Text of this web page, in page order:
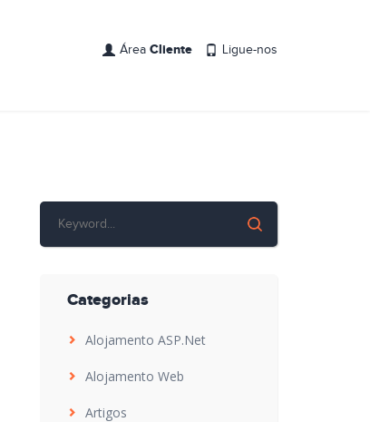
Área Cliente Ligue-nos
Categorias
Alojamento ASP.Net
Alojamento Web
Artigos